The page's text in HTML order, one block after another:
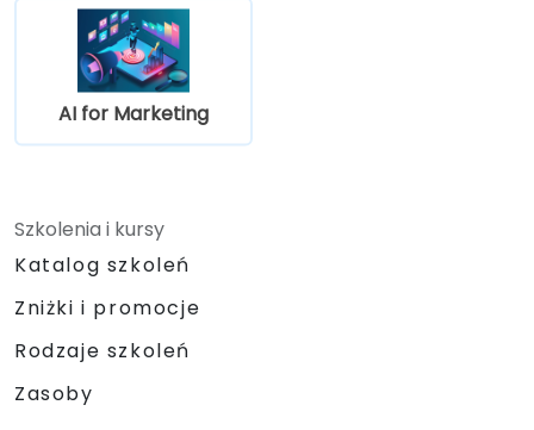
spostrzeżeń i prognoz sprzedaży.
Integrować narzędzia AI z przepływami
pracy automatyzacji marketingu i
sprzedaży.
AI for Marketing
Szkolenia i kursy
Katalog szkoleń
Zniżki i promocje
Rodzaje szkoleń
Zasoby